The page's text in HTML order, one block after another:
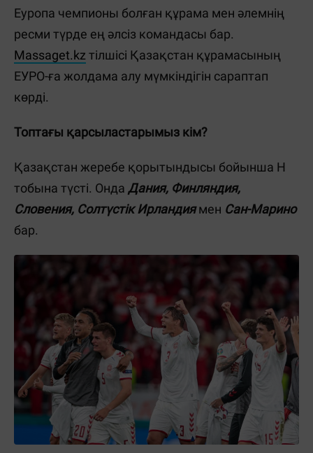
Еуропа чемпионы болған құрама мен әлемнің
ресми түрде ең әлсіз командасы бар.
Massaget.kz тілшісі Қазақстан құрамасының
ЕУРО-ға жолдама алу мүмкіндігін сараптап
көрді.
Топтағы қарсыластарымыз кім?
Қазақстан жеребе қорытындысы бойынша Н
тобына түсті. Онда Дания, Финляндия,
Словения, Солтүстік Ирландиямен Сан-Марино
бар.